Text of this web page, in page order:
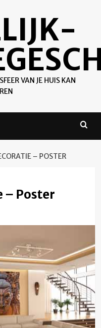
VAN JE HUIS KAN
– POSTER
Poster